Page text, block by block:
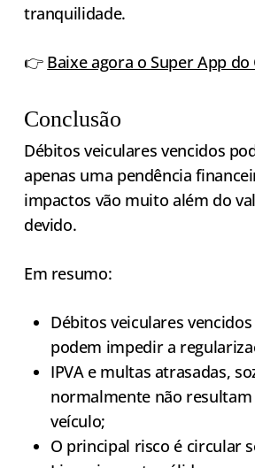
tranquilidade.
👉 Baixe agora o Super App do
Conclusão
Débitos veiculares vencidos
apenas uma pendência
impactos vão muito além do
devido.
Em resumo:
Débitos veiculares
podem impedir a
IPVA e multas atrasadas,
normalmente não
veículo;
O principal risco é circular